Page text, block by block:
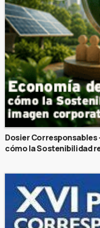
Dosier Corresponsables
cómo la Sostenibilidad